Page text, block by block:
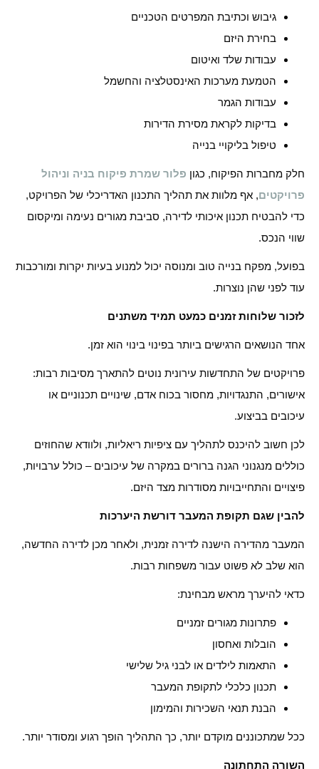
גיבוש וכתיבת המפרטים הטכניים
בחירת היזם
עבודות שלד ואיטום
הטמעת מערכות האינסטלציה והחשמל
עבודות הגמר
בדיקות לקראת מסירת הדירות
טיפול בליקויי בנייה
חלק מחברות הפיקוח, כגון פלור שמרת פיקוח בניה וניהול
פרויקטים, אף מלוות את תהליך התכנון האדריכלי של הפרויקט,
כדי להבטיח תכנון איכותי לדירה, סביבת מגורים נעימה ומיקסום
שווי הנכס.
בפועל, מפקח בנייה טוב ומנוסה יכול למנוע בעיות יקרות ומורכבות
עוד לפני שהן נוצרות.
לזכור שלוחות זמנים כמעט תמיד משתנים
אחד הנושאים הרגישים ביותר בפינוי בינוי הוא זמן.
פרויקטים של התחדשות עירונית נוטים להתארך מסיבות רבות:
אישורים, התנגדויות, מחסור בכוח אדם, שינויים תכנוניים או
עיכובים בביצוע.
לכן חשוב להיכנס לתהליך עם ציפיות ריאליות, ולוודא שהחוזים
כוללים מנגנוני הגנה ברורים במקרה של עיכובים – כולל ערבויות,
פיצויים והתחייבויות מסודרות מצד היזם.
להבין שגם תקופת המעבר דורשת היערכות
המעבר מהדירה הישנה לדירה זמנית, ולאחר מכן לדירה החדשה,
הוא שלב לא פשוט עבור משפחות רבות.
כדאי להיערך מראש מבחינת:
פתרונות מגורים זמניים
הובלות ואחסון
התאמות לילדים או לבני גיל שלישי
תכנון כלכלי לתקופת המעבר
הבנת תנאי השכירות והמימון
ככל שמתכוננים מוקדם יותר, כך התהליך הופך רגוע ומסודר יותר.
השורה התחתונה